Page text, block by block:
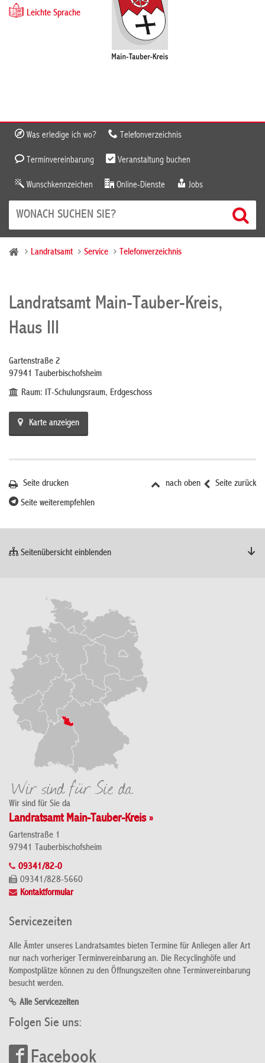
Leichte Sprache
Was erledige ich wo? Telefonverzeichnis
Terminvereinbarung Veranstaltung buchen
Wunschkennzeichen Online-Dienste Jobs
Landratsamt Service Telefonverzeichnis
Landratsamt Main-Tauber-Kreis,
Haus III
Gartenstraße 2
97941 Tauberbischofsheim
Raum: IT-Schulungsraum, Erdgeschoss
Karte anzeigen
Seite zurück
nach oben
Seite drucken
Seite weiterempfehlen
Seitenübersicht einblenden
Wir sind für Sie da
Landratsamt Main-Tauber-Kreis »
Gartenstraße 1
97941 Tauberbischofsheim
09341/82-0
09341/828-5660
Kontaktformular
Servicezeiten
Alle Ämter unseres Landratsamtes bieten Termine für Anliegen aller Art
nur nach vorheriger Terminvereinbarung an. Die Recyclinghöfe und
Kompostplätze können zu den Öffnungszeiten ohne Terminvereinbarung
besucht werden.
Alle Servicezeiten
Folgen Sie uns:
Facebook